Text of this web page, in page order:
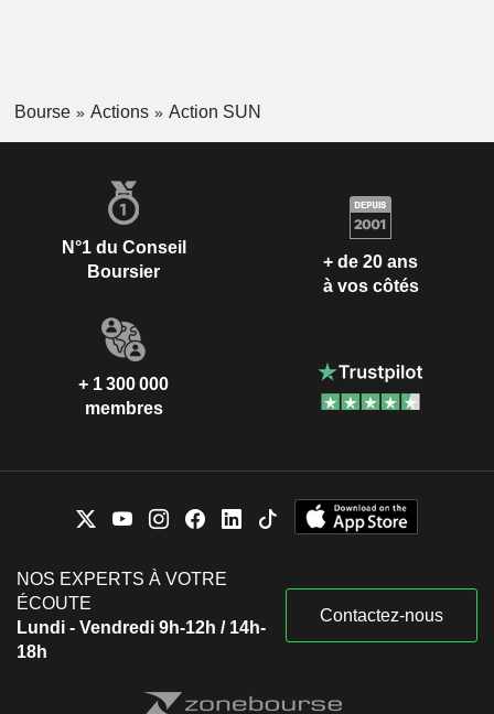
Bourse Actions Action SUN
N°1 du Conseil
Boursier
+ de 20 ans
à vos côtés
+ 1 300 000
membres
NOS EXPERTS À VOTRE
ÉCOUTE
Lundi - Vendredi 9h-12h / 14h-
18h
Contactez-nous